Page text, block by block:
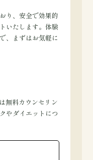
り、安全で効果的
いたします。体験
、まずはお気軽に
無料カウンセリン
やダイエットにつ